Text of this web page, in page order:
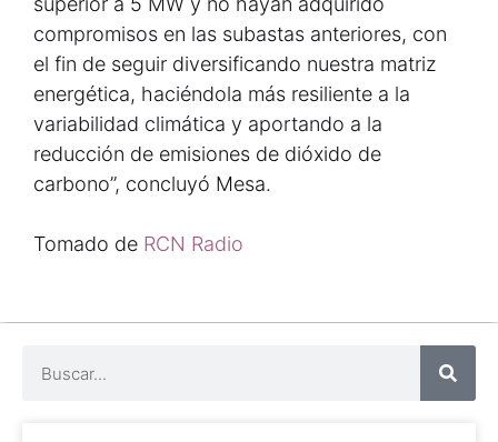
compromisos en las subastas anteriores, con
el fin de seguir diversificando nuestra matriz
energética, haciéndola más resiliente a la
variabilidad climática y aportando a la
reducción de emisiones de dióxido de
carbono”, concluyó Mesa.
Tomado de RCN Radio